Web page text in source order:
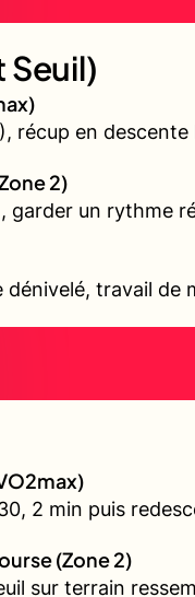
Seuil)
récup en descente
2)
garder un rythme
dénivelé, travail
2 min puis
(Zone 2)
sur terrain